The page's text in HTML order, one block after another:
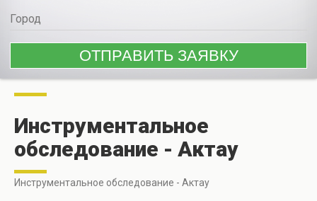
Инструментальное
обследование - Актау
Инструментальное обследование - Актау